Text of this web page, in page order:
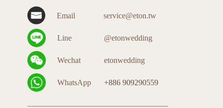
Email service@eton.tw
Line @etonwedding
Wechat etonwedding
WhatsApp +886 909290559